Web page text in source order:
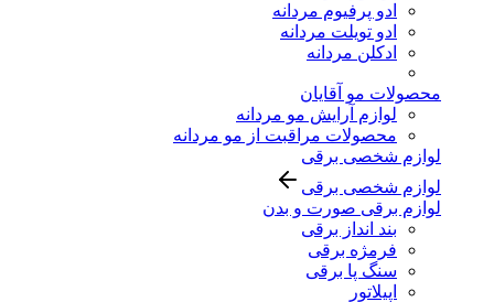
ادو پرفیوم مردانه
ادو تویلت مردانه
ادکلن مردانه
محصولات مو آقایان
لوازم آرایش مو مردانه
محصولات مراقبت از مو مردانه
لوازم شخصی برقی
لوازم شخصی برقی
لوازم برقی صورت و بدن
بند انداز برقی
فرمژه برقی
سنگ پا برقی
اپیلاتور